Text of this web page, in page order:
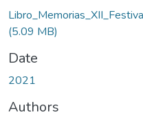
(5.09 MB)
Date
2021
Authors